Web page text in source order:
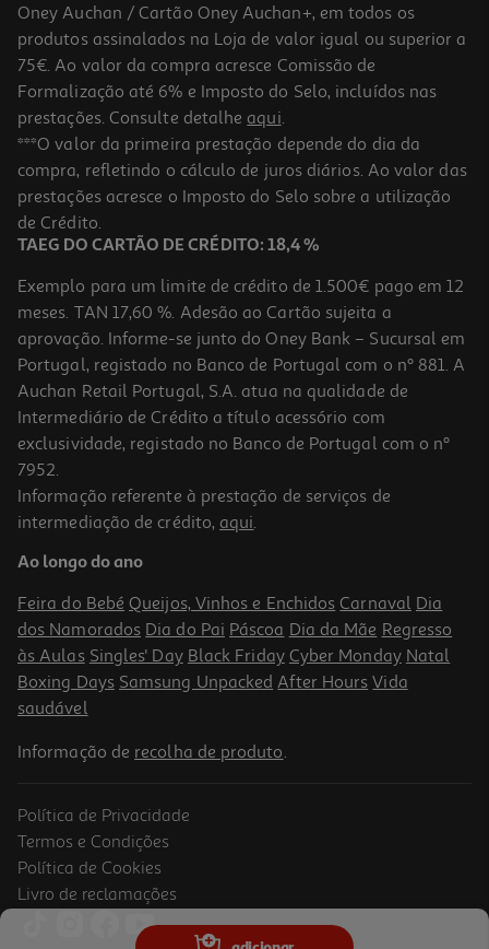
Champô Klorane Aveia 200ml
64.5 €/Lt
12,90 €
Champô Klorane Cidra 200ml
64.5 €/Lt
12,90 €
Champô Klorane Fibras De Linho 200ml
Oney Auchan / Cartão Oney Auchan+, em todos os
produtos assinalados na Loja de valor igual ou superior a
75€. Ao valor da compra acresce Comissão de
Formalização até 6% e Imposto do Selo, incluídos nas
prestações. Consulte detalhe aqui.
***O valor da primeira prestação depende do dia da
compra, refletindo o cálculo de juros diários. Ao valor das
prestações acresce o Imposto do Selo sobre a utilização
de Crédito.
TAEG DO CARTÃO DE CRÉDITO: 18,4 %
Exemplo para um limite de crédito de 1.500€ pago em 12
meses. TAN 17,60 %. Adesão ao Cartão sujeita a
aprovação. Informe-se junto do Oney Bank – Sucursal em
Portugal, registado no Banco de Portugal com o nº 881. A
Auchan Retail Portugal, S.A. atua na qualidade de
Intermediário de Crédito a título acessório com
exclusividade, registado no Banco de Portugal com o nº
7952.
Informação referente à prestação de serviços de
intermediação de crédito, aqui.
Ao longo do ano
Feira do Bebé Queijos, Vinhos e Enchidos Carnaval Dia
dos Namorados Dia do Pai Páscoa Dia da Mãe Regresso
às Aulas Singles' Day Black Friday Cyber Monday Natal
Boxing Days Samsung Unpacked After Hours Vida
saudável
Informação de recolha de produto.
Política de Privacidade
Termos e Condições
Política de Cookies
Livro de reclamações